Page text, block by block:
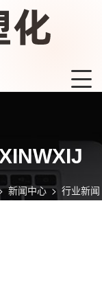
新闻中心> 行业新闻